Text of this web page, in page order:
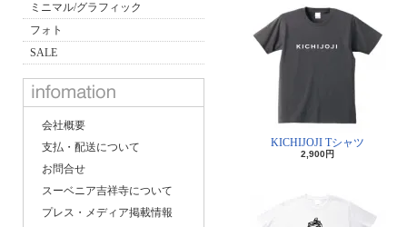
ミニマル/グラフィック
フォト
SALE
会社概要
支払・配送について
お問合せ
スーベニア吉祥寺について
プレス・メディア掲載情報
KICHIJOJI Tシャツ
2,900円